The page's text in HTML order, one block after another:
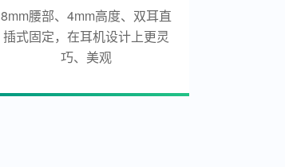
8mm腰部、4mm高度、双耳直
插式固定，在耳机设计上更灵
巧、美观